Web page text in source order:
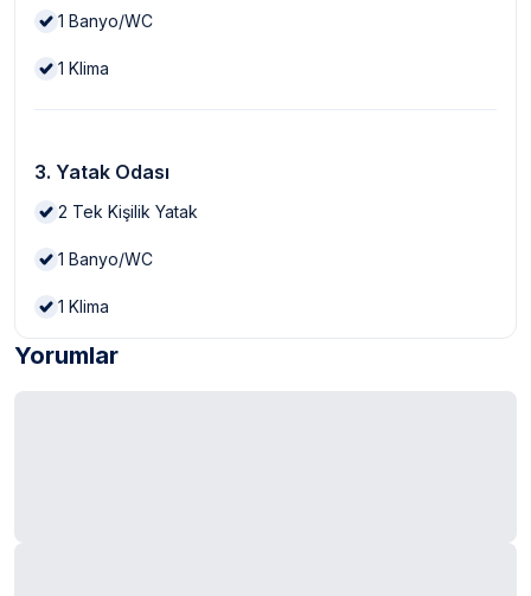
1 Banyo/WC
1 Klima
3. Yatak Odası
2 Tek Kişilik Yatak
1 Banyo/WC
1 Klima
Yorumlar